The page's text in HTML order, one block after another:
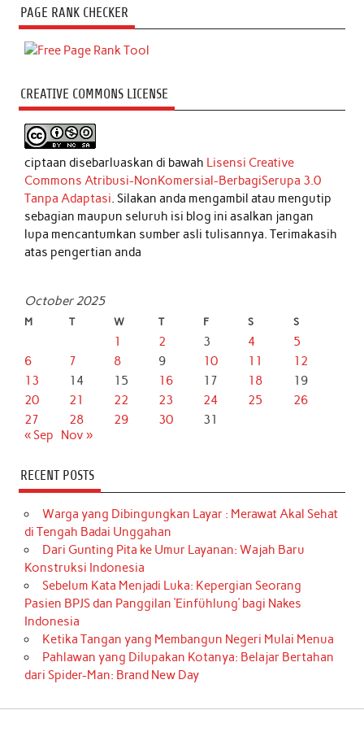
PAGE RANK CHECKER
CREATIVE COMMONS LICENSE
ciptaan disebarluaskan di bawah Lisensi Creative
Commons Atribusi-NonKomersial-BerbagiSerupa 3.0
Tanpa Adaptasi . Silakan anda mengambil atau mengutip
sebagian maupun seluruh isi blog ini asalkan jangan
lupa mencantumkan sumber asli tulisannya. Terimakasih
atas pengertian anda
October 2025
M T W T F S S
1 2 3 4
5
6
7 8 9 10 11
12
13
14 15 16 17 18
19
20
21 22 23 24 25
26
27
28 29 30
31
« Sep
Nov »
RECENT POSTS
Warga yang Dibingungkan Layar : Merawat Akal Sehat
di Tengah Badai Unggahan
Dari Gunting Pita ke Umur Layanan: Wajah Baru
Konstruksi Indonesia
Sebelum Kata Menjadi Luka: Kepergian Seorang
Pasien BPJS dan Panggilan ‘Einfühlung’ bagi Nakes
Indonesia
Ketika Tangan yang Membangun Negeri Mulai Menua
Pahlawan yang Dilupakan Kotanya: Belajar Bertahan
dari Spider-Man: Brand New Day